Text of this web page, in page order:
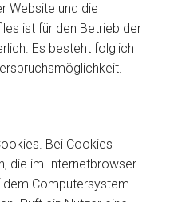
Website und die
ist für den Betrieb der
Es besteht folglich
Bei Cookies
die im Internetbrowser
Computersystem